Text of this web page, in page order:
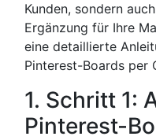
Kunden, sondern
Ergänzung für Ihre
eine detaillierte
Pinterest-Boards per
1. Schritt 1:
Pinterest-